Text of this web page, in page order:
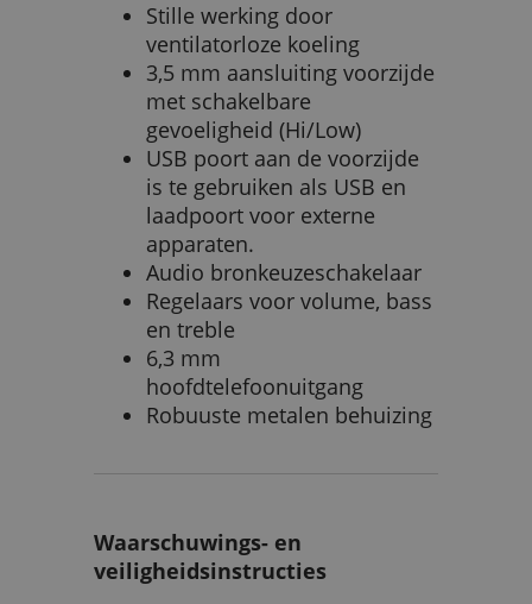
Stille werking door
ventilatorloze koeling
3,5 mm aansluiting voorzijde
met schakelbare
gevoeligheid (Hi/Low)
USB poort aan de voorzijde
is te gebruiken als USB en
laadpoort voor externe
apparaten.
Audio bronkeuzeschakelaar
Regelaars voor volume, bass
en treble
6,3 mm
hoofdtelefoonuitgang
Robuuste metalen behuizing
Waarschuwings- en
veiligheidsinstructies